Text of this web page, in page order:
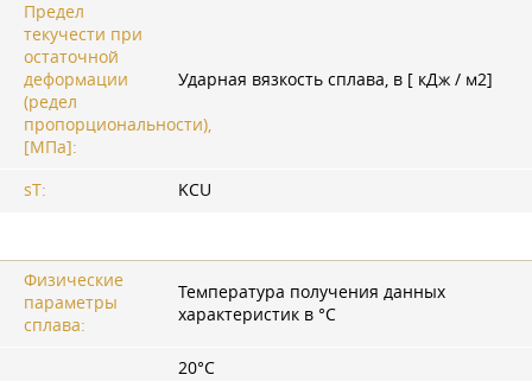
Предел
текучести при
остаточной
деформации
(редел
пропорциональности),
[МПа]:
Ударная вязкость сплава, в [ кДж / м2]
sT: KCU
Физические
параметры
сплава:
Температура получения данных
характеристик в °С
20°С